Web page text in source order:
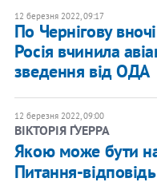
12 березня 2022, 09:17
По Чернігову
Росія вчинила
зведення від ОДА
12 березня 2022, 09:00
ВІКТОРІЯ ҐУЕРРА
Якою може бути
Питання-